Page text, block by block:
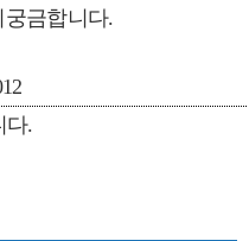
금합니다.
다.